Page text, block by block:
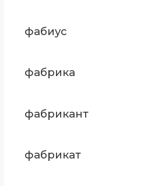
фабиус
фабрика
фабрикант
фабрикат